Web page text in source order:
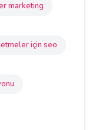
marketing
için seo